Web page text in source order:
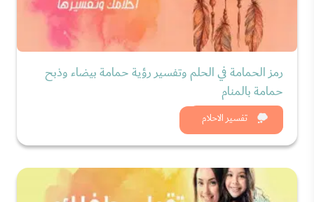
تفسير الاحلام
رمز الحمامة في الحلم وتفسير رؤية حمامة بيضاء وذبح
حمامة بالمنام
شاهد الان